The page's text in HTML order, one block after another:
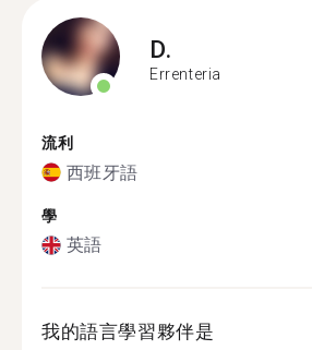
D.
Errenteria
流利
西班牙語
學
英語
我的語言學習夥伴是